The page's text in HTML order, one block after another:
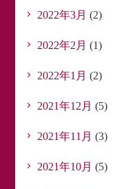
2022年3月 (2)
2022年2月 (1)
2022年1月 (2)
2021年12月 (5)
2021年11月 (3)
2021年10月 (5)